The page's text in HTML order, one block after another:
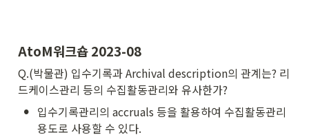
AtoM워크숍 2023-08
Q.(박물관) 입수기록과 Archival description의 관계는? 리
드케이스관리 등의 수집활동관리와 유사한가?
• 입수기록관리의 accruals 등을 활용하여 수집활동관리
용도로 사용할 수 있다.